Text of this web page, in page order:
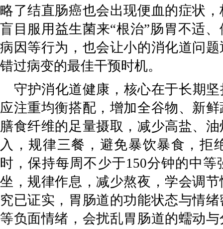
略了结直肠癌也会出现便血的症状
盲目服用益生菌来“根治”肠胃不适
病因等行为，也会让小的消化道问
错过病变的最佳干预时机。
守护消化道健康，核心在于长期
应注重均衡搭配，增加全谷物、新
膳食纤维的足量摄取，减少高盐、
入，规律三餐，避免暴饮暴食，拒
时，保持每周不少于150分钟的中等
坐，规律作息，减少熬夜，学会调
究已证实，胃肠道的功能状态与情
等负面情绪，会扰乱胃肠道的蠕动